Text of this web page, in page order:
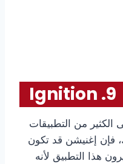
9. Ignition
من التطبيقات
فإن إغنيشن قد تكون
هذا التطبيق لأنه